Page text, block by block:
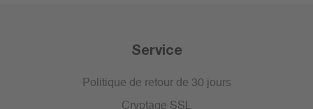
Service
Politique de retour de 30 jours
Cryptage SSL